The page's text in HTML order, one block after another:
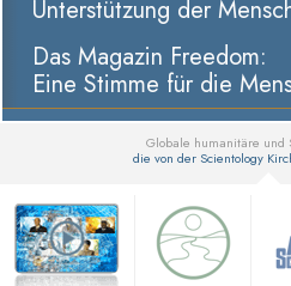
Unterstützung der
Das Magazin Freedom:
Eine Stimme für die
Globale humanitäre und
die von der Scientology